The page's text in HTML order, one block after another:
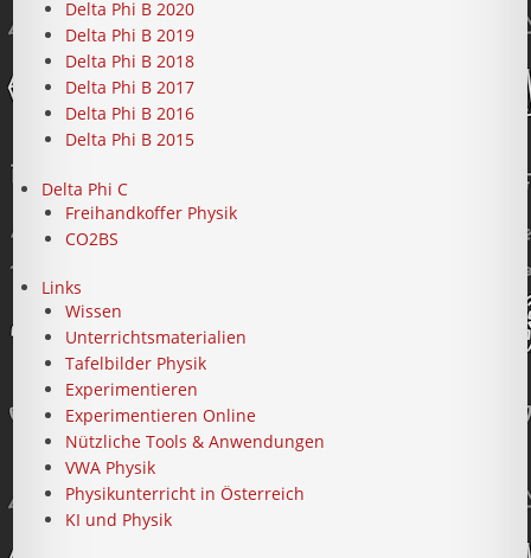
Delta Phi B 2020
Delta Phi B 2019
Delta Phi B 2018
Delta Phi B 2017
Delta Phi B 2016
Delta Phi B 2015
Delta Phi C
Freihandkoffer Physik
CO2BS
Links
Wissen
Unterrichtsmaterialien
Tafelbilder Physik
Experimentieren
Experimentieren Online
Nützliche Tools & Anwendungen
VWA Physik
Physikunterricht in Österreich
KI und Physik